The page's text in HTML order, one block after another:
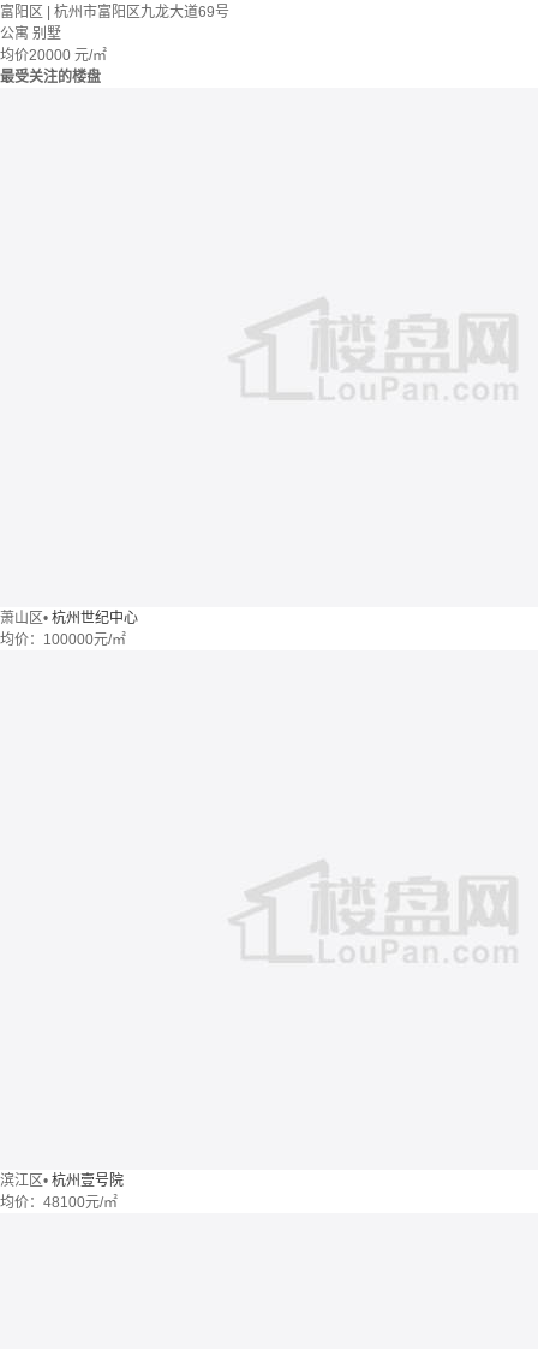
富阳区 | 杭州市富阳区九龙大道69号
公寓 别墅
均价20000 元/㎡
最受关注的楼盘
萧山区• 杭州世纪中心
均价： 100000元/㎡
滨江区• 杭州壹号院
均价： 48100元/㎡